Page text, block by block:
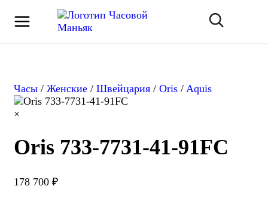
Часы / Женские / Швейцария / Oris / Aquis
×
Oris 733-7731-41-91FC
178 700 ₽